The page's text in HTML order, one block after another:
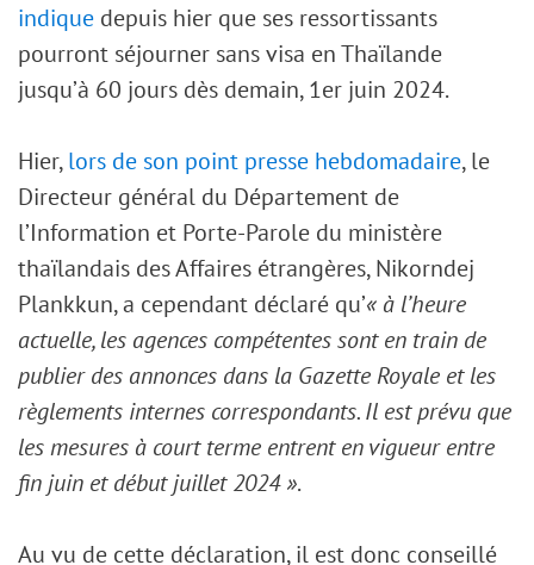
indique depuis hier que ses ressortissants
pourront séjourner sans visa en Thaïlande
jusqu’à 60 jours dès demain, 1er juin 2024.
Hier,lors de son point presse hebdomadaire, le
Directeur général du Département de
l’Information et Porte-Parole du ministère
thaïlandais des Affaires étrangères, Nikorndej
Plankkun, a cependant déclaré qu’« à l’heure
actuelle, les agences compétentes sont en train de
publier des annonces dans la Gazette Royale et les
règlements internes correspondants. Il est prévu que
les mesures à court terme entrent en vigueur entre
fin juin et début juillet 2024 ».
Au vu de cette déclaration, il est donc conseillé